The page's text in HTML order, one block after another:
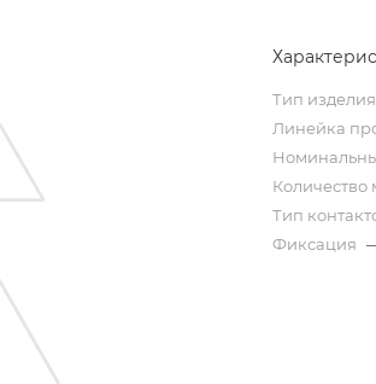
Тип изделия
Линейка
Количество
Тип
Фиксация